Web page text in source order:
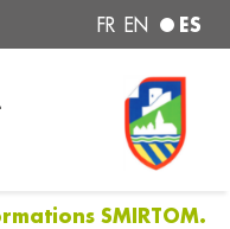
FR EN ES
SMIRTOM.